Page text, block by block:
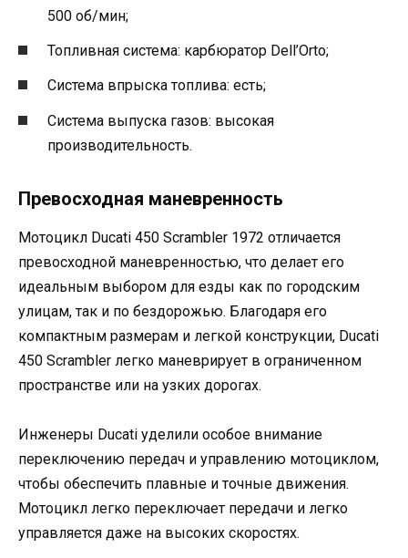
500 об/мин;
Топливная система: карбюратор Dell’Orto;
Система впрыска топлива: есть;
Система выпуска газов: высокая
производительность.
Превосходная маневренность
Мотоцикл Ducati 450 Scrambler 1972 отличается
превосходной маневренностью, что делает его
идеальным выбором для езды как по городским
улицам, так и по бездорожью. Благодаря его
компактным размерам и легкой конструкции, Ducati
450 Scrambler легко маневрирует в ограниченном
пространстве или на узких дорогах.
Инженеры Ducati уделили особое внимание
переключению передач и управлению мотоциклом,
чтобы обеспечить плавные и точные движения.
Мотоцикл легко переключает передачи и легко
управляется даже на высоких скоростях.